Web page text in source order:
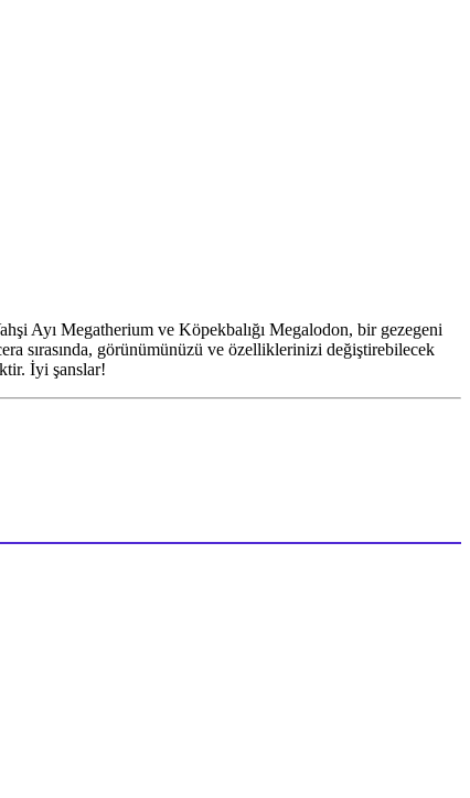
Ayı Megatherium ve Köpekbalığı Megalodon, bir gezegeni
sırasında, görünümünüzü ve özelliklerinizi değiştirebilecek
İyi şanslar!